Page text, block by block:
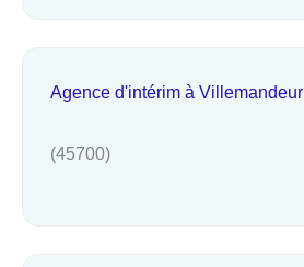
Agence d'intérim à Villemandeur
(45700)